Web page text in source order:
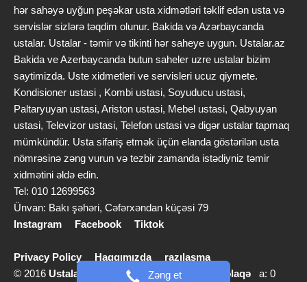
Zəng et
hər sahəyə uyğun peşəkar usta xidmətləri təklif edən usta və
servislər sizlərə təqdim olunur. Bakida və Azərbaycanda
ustalar. Ustalar - təmir və tikinti hər saheye uygun. Ustalar.az
Bakida ve Azerbaycanda butun saheler uzre ustalar bizim
saytimizda. Uste xidmetleri ve servisleri ucuz qiymete.
Kondisioner ustasi , Kombi ustasi, Soyuducu ustasi,
Paltaryuyan ustasi, Ariston ustasi, Mebel ustasi, Qabyuyan
ustasi, Televizor ustasi, Telefon ustasi və digər ustalar tapmaq
mümkündür. Usta sifariş etmək üçün elanda göstərilən usta
nömrəsinə zəng vurun və tezbir zamanda istədiyniz təmir
xidmətini əldə edin.
Tel: 010 12699563
Ünvan: Bakı şəhəri, Cəfərxəndan küçəsi 79
Instagram
Facebook Tiktok
Privacy Policy Haqqımızda
razılaşma
© 2016 Ustalar.az info [@] ustalar.az | Bizimlə əlaqə a: 0